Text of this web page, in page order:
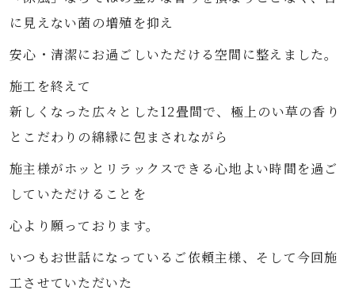
に見えない菌の増殖を抑え
安心・清潔にお過ごしいただける空間に整えました。
施工を終えて
新しくなった広々とした12畳間で、極上のい草の香り
とこだわりの綿縁に包まされながら
施主様がホッとリラックスできる心地よい時間を過ご
していただけることを
心より願っております。
いつもお世話になっているご依頼主様、そして今回施
工させていただいた